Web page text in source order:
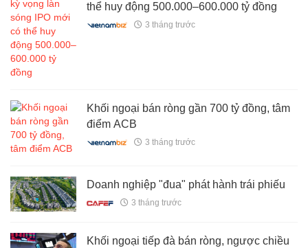
thể huy động 500.000–600.000 tỷ đồng
3 tháng trước
Khối ngoại bán ròng gần 700 tỷ đồng, tâm
điểm ACB
3 tháng trước
Doanh nghiệp "đua" phát hành trái phiếu
3 tháng trước
Khối ngoại tiếp đà bán ròng, ngược chiều